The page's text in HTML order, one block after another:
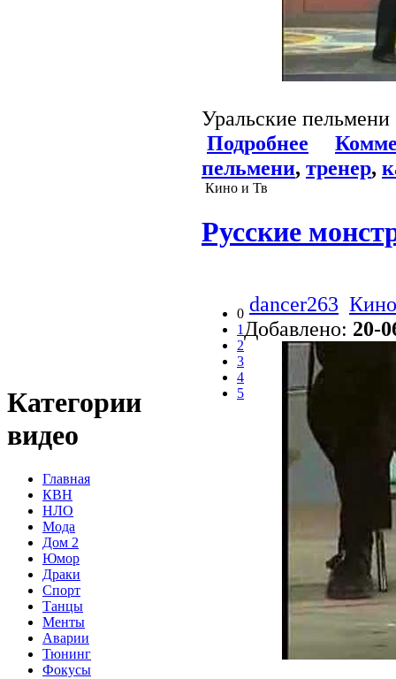
Категории
видео
Главная
КВН
НЛО
Мода
Дом 2
Юмор
Драки
Спорт
Танцы
Менты
Аварии
Тюнинг
Фокусы
Уральские пельмени
Подробнее
пельмени, тренер,
Кино и Тв
Русские
0
1
2
3
4
5
dancer263
Добавлено: 20-